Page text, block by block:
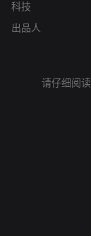
科技
出品人
请仔细阅读